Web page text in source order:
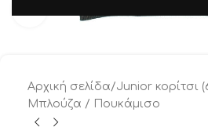
Αρχική σελίδα/Junior κορίτσι
Μπλούζα / Πουκάμισο